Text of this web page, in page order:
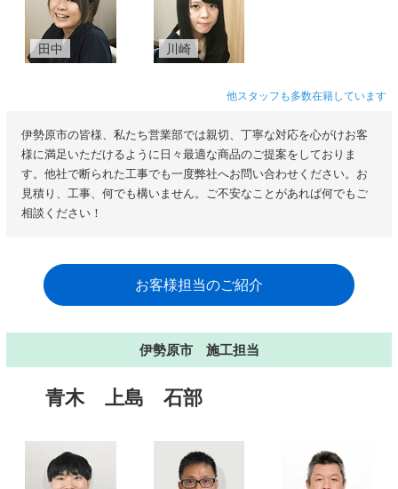
田中 川崎
他スタッフも多数在籍しています
伊勢原市の皆様、私たち営業部では親切、丁寧な対応を心がけお客
様に満足いただけるように日々最適な商品のご提案をしておりま
す。他社で断られた工事でも一度弊社へお問い合わせください。お
見積り、工事、何でも構いません。ご不安なことがあれば何でもご
相談ください！
お客様担当のご紹介
伊勢原市 施工担当
青木 上島 石部